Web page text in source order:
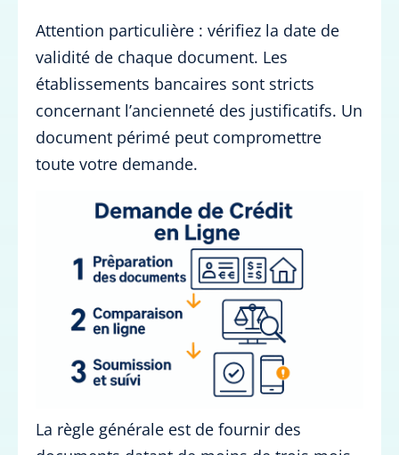
Attention particulière : vérifiez la date de
validité de chaque document. Les
établissements bancaires sont stricts
concernant l’ancienneté des justificatifs. Un
document périmé peut compromettre
toute votre demande.
La règle générale est de fournir des